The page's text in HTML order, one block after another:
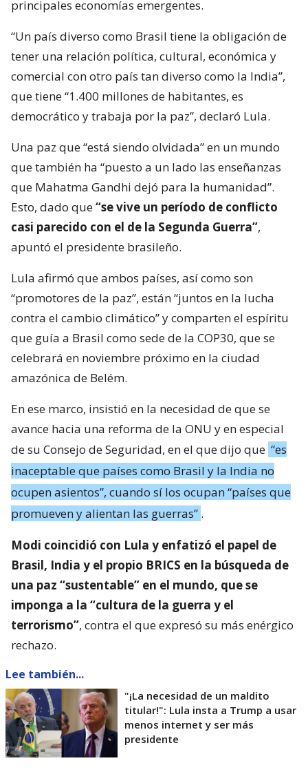
principales economías emergentes.
“Un país diverso como Brasil tiene la obligación de
tener una relación política, cultural, económica y
comercial con otro país tan diverso como la India”,
que tiene “1.400 millones de habitantes, es
democrático y trabaja por la paz”, declaró Lula.
Una paz que “está siendo olvidada” en un mundo
que también ha “puesto a un lado las enseñanzas
que Mahatma Gandhi dejó para la humanidad”.
Esto, dado que“se vive un período de conflicto
casi parecido con el de la Segunda Guerra”,
apuntó el presidente brasileño.
Lula afirmó que ambos países, así como son
“promotores de la paz”, están “juntos en la lucha
contra el cambio climático” y comparten el espíritu
que guía a Brasil como sede de la COP30, que se
celebrará en noviembre próximo en la ciudad
amazónica de Belém.
En ese marco, insistió en la necesidad de que se
avance hacia una reforma de la ONU y en especial
de su Consejo de Seguridad, en el que dijo que “es
inaceptable que países como Brasil y la India no
ocupen asientos”, cuando sí los ocupan “países que
promueven y alientan las guerras” .
Modi coincidió con Lula y enfatizó el papel de
Brasil, India y el propio BRICS en la búsqueda de
una paz “sustentable” en el mundo, que se
imponga a la “cultura de la guerra y el
terrorismo”, contra el que expresó su más enérgico
rechazo.
Lee también...
"¡La necesidad de un maldito
titular!": Lula insta a Trump a usar
menos internet y ser más
presidente